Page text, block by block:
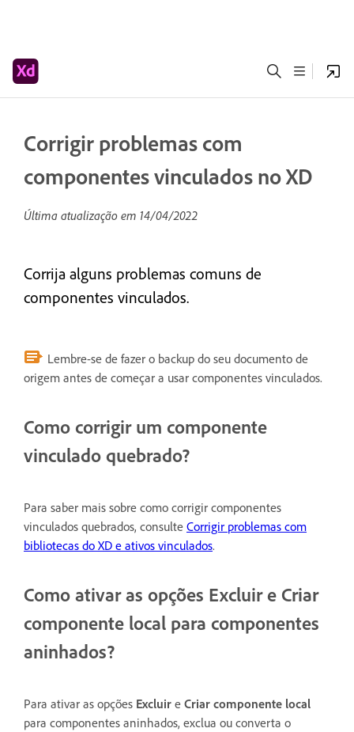
Corrigir problemas com
componentes vinculados no XD
Última atualização em 14/04/2022
Corrija alguns problemas comuns de
componentes vinculados.
Lembre-se de fazer o backup do seu documento de
origem antes de começar a usar componentes vinculados.
Como corrigir um componente
vinculado quebrado?
Para saber mais sobre como corrigir componentes
vinculados quebrados, consulte Corrigir problemas com
bibliotecas do XD e ativos vinculados.
Como ativar as opções Excluir e Criar
componente local para componentes
aninhados?
Para ativar as opções Excluir e Criar componente local
para componentes aninhados, exclua ou converta o